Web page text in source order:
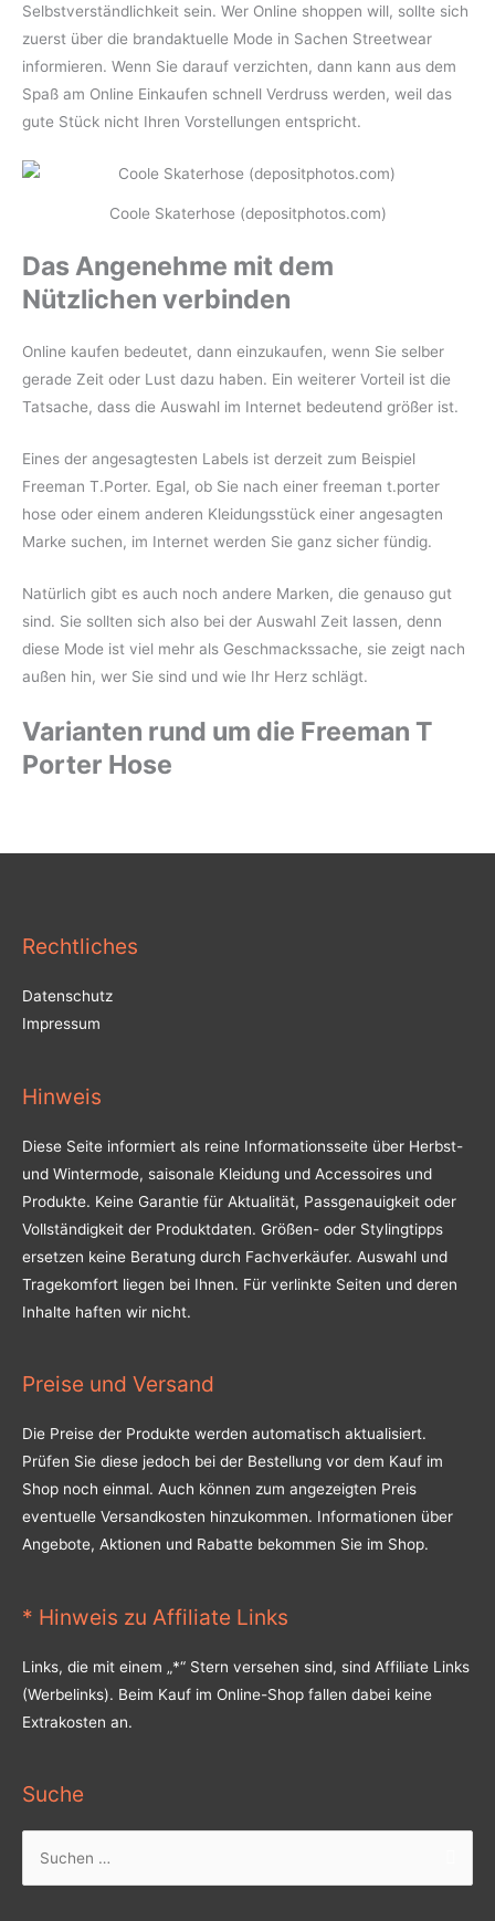
Selbstverständlichkeit sein. Wer Online shoppen will, sollte sich
zuerst über die brandaktuelle Mode in Sachen Streetwear
informieren. Wenn Sie darauf verzichten, dann kann aus dem
Spaß am Online Einkaufen schnell Verdruss werden, weil das
gute Stück nicht Ihren Vorstellungen entspricht.
Coole Skaterhose (depositphotos.com)
Das Angenehme mit dem
Nützlichen verbinden
Online kaufen bedeutet, dann einzukaufen, wenn Sie selber
gerade Zeit oder Lust dazu haben. Ein weiterer Vorteil ist die
Tatsache, dass die Auswahl im Internet bedeutend größer ist.
Eines der angesagtesten Labels ist derzeit zum Beispiel
Freeman T.Porter. Egal, ob Sie nach einer freeman t.porter
hose oder einem anderen Kleidungsstück einer angesagten
Marke suchen, im Internet werden Sie ganz sicher fündig.
Natürlich gibt es auch noch andere Marken, die genauso gut
sind. Sie sollten sich also bei der Auswahl Zeit lassen, denn
diese Mode ist viel mehr als Geschmackssache, sie zeigt nach
außen hin, wer Sie sind und wie Ihr Herz schlägt.
Varianten rund um die Freeman T
Porter Hose
Rechtliches
Datenschutz
Impressum
Hinweis
Diese Seite informiert als reine Informationsseite über Herbst-
und Wintermode, saisonale Kleidung und Accessoires und
Produkte. Keine Garantie für Aktualität, Passgenauigkeit oder
Vollständigkeit der Produktdaten. Größen- oder Stylingtipps
ersetzen keine Beratung durch Fachverkäufer. Auswahl und
Tragekomfort liegen bei Ihnen. Für verlinkte Seiten und deren
Inhalte haften wir nicht.
Preise und Versand
Die Preise der Produkte werden automatisch aktualisiert.
Prüfen Sie diese jedoch bei der Bestellung vor dem Kauf im
Shop noch einmal. Auch können zum angezeigten Preis
eventuelle Versandkosten hinzukommen. Informationen über
Angebote, Aktionen und Rabatte bekommen Sie im Shop.
* Hinweis zu Affiliate Links
Links, die mit einem „*“ Stern versehen sind, sind Affiliate Links
(Werbelinks). Beim Kauf im Online-Shop fallen dabei keine
Extrakosten an.
Suche